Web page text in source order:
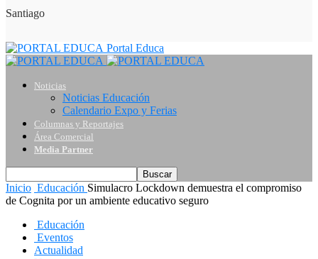
Santiago
Portal Educa
Noticias
Noticias Educación
Calendario Expo y Ferias
Columnas y Reportajes
Área Comercial
Media Partner
Inicio Educación Simulacro Lockdown demuestra el compromiso
de Cognita por un ambiente educativo seguro
Educación
Eventos
Actualidad